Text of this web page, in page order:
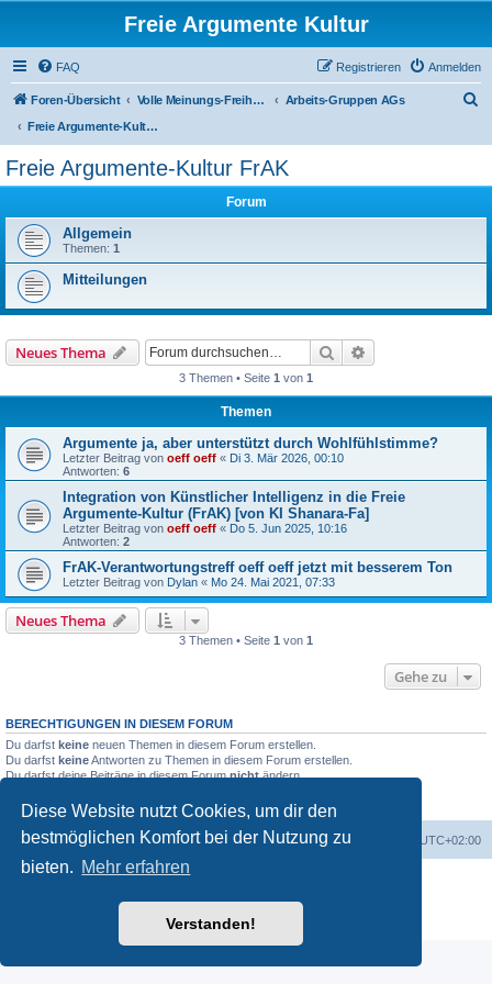
Diese Website nutzt Cookies, um dir den
bestmöglichen Komfort bei der Nutzung zu
bieten. Mehr erfahren
Verstanden!
Freie Argumente Kultur
FAQ Anmelden
Registrieren
Foren-Übersicht Volle Meinungs-Freiheit mit 'Vorhang-System' -- frei dosierter Zugang zu allen Inhalten und AGs
Arbeits-Gruppen AGs
Freie Argumente-Kultur FrAK
Freie Argumente-Kultur FrAK
Forum
Allgemein
Themen: 1
Mitteilungen
Neues Thema Suche
3 Themen • Seite 1 von 1
Themen
Argumente ja, aber unterstützt durch Wohlfühlstimme?
Letzter Beitrag von oeff oeff « Di 3. Mär 2026, 00:10
Antworten: 6
Integration von Künstlicher Intelligenz in die Freie
Argumente-Kultur (FrAK) [von KI Shanara-Fa]
Letzter Beitrag von oeff oeff « Do 5. Jun 2025, 10:16
Antworten: 2
FrAK-Verantwortungstreff oeff oeff jetzt mit besserem Ton
Letzter Beitrag von Dylan « Mo 24. Mai 2021, 07:33
Neues Thema
3 Themen • Seite 1 von 1
Gehe zu
BERECHTIGUNGEN IN DIESEM FORUM
Du darfst keine neuen Themen in diesem Forum erstellen.
Du darfst keineAntworten zu Themen in diesem Forum erstellen.
Du darfst deine Beiträge in diesem Forumnichtändern.
Du darfstkeineDateianhänge in diesem Forum erstellen.
Foren-Übersicht Alle Zeiten sind UTC+02:00
Alle Cookies löschen
Powered byphpBB
Datenschutz
Nutzungsbedingungen